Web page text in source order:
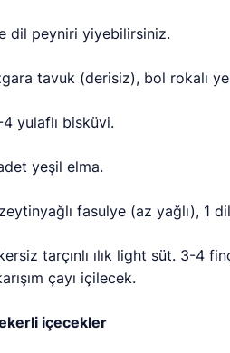
dil peyniri yiyebilirsiniz.
tavuk (derisiz), bol rokalı
yulaflı bisküvi.
yeşil elma.
fasulye (az yağlı), 1
tarçınlı ılık light süt. 3-4
çayı içilecek.
içecekler